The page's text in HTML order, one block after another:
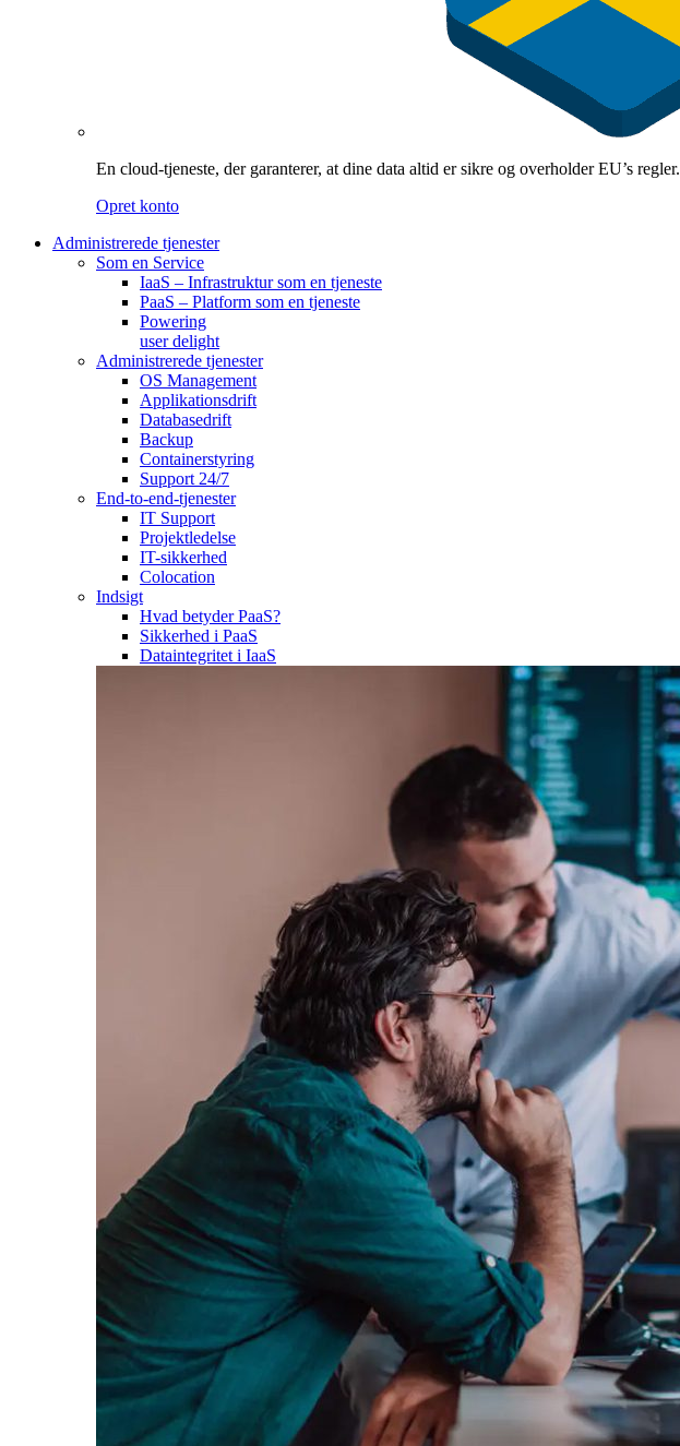
En cloud-tjeneste, der garanterer, at dine data altid er sikre og overholder EU’s regler.
Opret konto
Administrerede tjenester
Som en Service
IaaS – Infrastruktur som en tjeneste
PaaS – Platform som en tjeneste
Powering
user delight
Administrerede tjenester
OS Management
Applikationsdrift
Databasedrift
Backup
Containerstyring
Support 24/7
End-to-end-tjenester
IT Support
Projektledelse
IT-sikkerhed
Colocation
Indsigt
Hvad betyder PaaS?
Sikkerhed i PaaS
Dataintegritet i IaaS